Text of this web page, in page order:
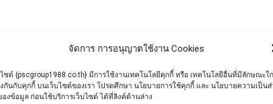
จัดการ การอนุญาตใช้งาน Cookies
ซต์ {pscgroup1988.co.th} มีการใช้งานเทคโนโลยีคุกกี้ หรือ เทคโนโลยีอื่นที่มีลักษณะใ
กันกับคุกกี้ บนเว็บไซต์ของเรา โปรดศึกษา นโยบายการใช้คุกกี้ และ นโยบายความเป็น
งข้อมูล ก่อนใช้บริการเว็บไซต์ ได้ที่ลิงค์ด้านล่าง
สำคัญทั้งในด้านการใช้งานและความสวยงาม บันไดไม้